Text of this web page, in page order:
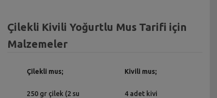
Çilekli Kivili Yoğurtlu Mus Tarifi için
Malzemeler
Çilekli mus;
250 gr çilek (2 su
Kivili mus;
4 adet kivi